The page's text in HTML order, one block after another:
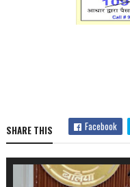
SHARE THIS Facebook